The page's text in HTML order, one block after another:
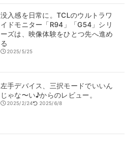
没入感を日常に。TCLのウルトラワ
イドモニター「R94」「G54」シリ
ーズは、映像体験をひとつ先へ進め
る
2025/5/25
左手デバイス、三択モードでいいん
じゃな〜い♪からのレビュー。
2025/2/24 2025/6/8